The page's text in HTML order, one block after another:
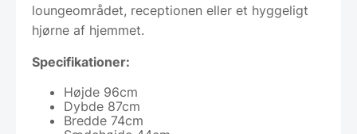
loungeområdet, receptionen eller et hyggeligt
hjørne af hjemmet.
Specifikationer:
Højde 96cm
Dybde 87cm
Bredde 74cm